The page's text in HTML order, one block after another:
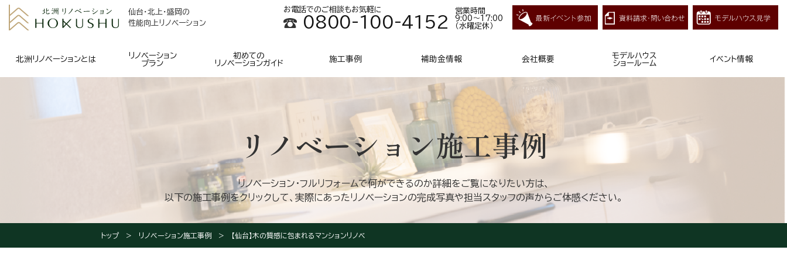
仙台・北上・盛岡の
性能向上リノベーション
お電話でのご相談もお気軽に
0800-100-4152
営業時間
9:00～17:00
（水曜定休）
北洲リノベーションとは
リノベーション
プラン
初めての
リノベーションガイド
施工事例 補助金情報 会社概要
モデルハウス
ショールーム
イベント情報
リノベーション施工事例
リノベーション・フルリフォームで何ができるのか詳細をご覧になりたい方は、
以下の施工事例をクリックして、実際にあったリノベーションの完成写真や担当スタッフの声からご体感ください。
トップ リノベーション施工事例 【仙台】木の質感に包まれるマンションリノベ